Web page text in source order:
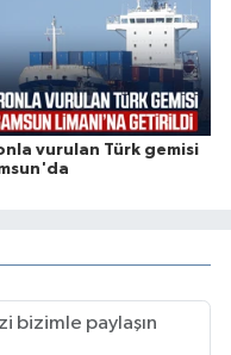
vurulan Türk gemisi